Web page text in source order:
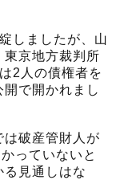
しましたが、山
東京地方裁判所
2人の債権者を
で開かれまし
破産管財人が
っていないと
見通しはな